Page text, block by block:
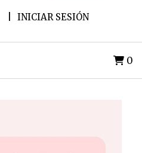
INICIAR SESIÓN
0